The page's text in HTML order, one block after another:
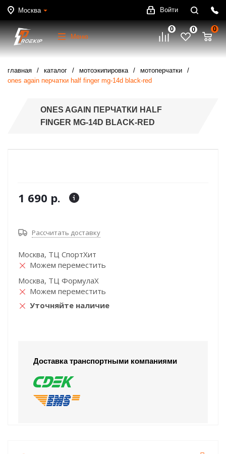
Москва Войти
Меню
0 0 0
главная каталог мотоэкипировка
мотоперчатки
ones again перчатки half finger mg-14d black-red
ONES AGAIN ПЕРЧАТКИ HALF
FINGER MG-14D BLACK-RED
1 690 р.
Рассчитать доставку
Москва, ТЦ СпортХит
Можем переместить
Москва, ТЦ ФормулаХ
Можем переместить
Уточняйте наличие
Доставка транспортными компаниями